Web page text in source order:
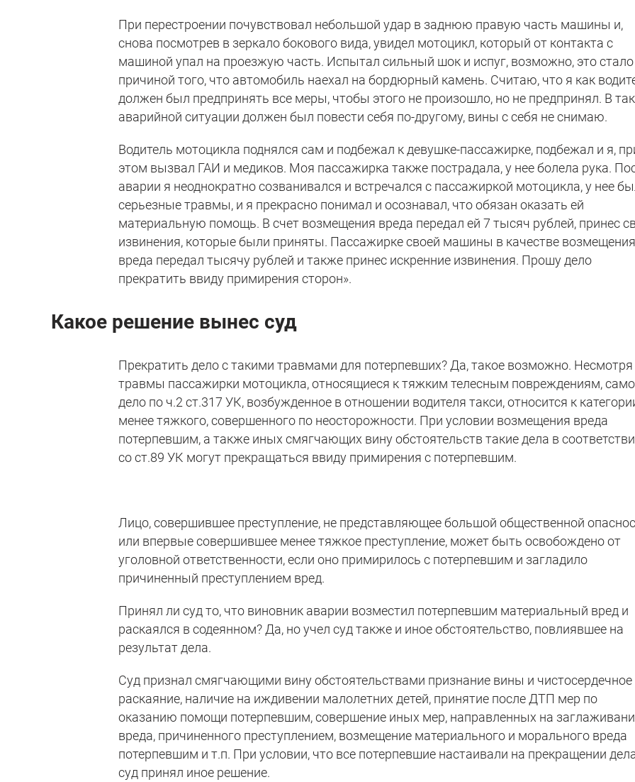
При перестроении почувствовал небольшой удар в заднюю правую часть машины и,
снова посмотрев в зеркало бокового вида, увидел мотоцикл, который от контакта с
машиной упал на проезжую часть. Испытал сильный шок и испуг, возможно, это стало
причиной того, что автомобиль наехал на бордюрный камень. Считаю, что я как
должен был предпринять все меры, чтобы этого не произошло, но не предпринял. В
аварийной ситуации должен был повести себя по-другому, вины с себя не снимаю.
Водитель мотоцикла поднялся сам и подбежал к девушке-пассажирке, подбежал и я,
этом вызвал ГАИ и медиков. Моя пассажирка также пострадала, у нее болела рука.
аварии я неоднократно созванивался и встречался с пассажиркой мотоцикла, у нее
серьезные травмы, и я прекрасно понимал и осознавал, что обязан оказать ей
материальную помощь. В счет возмещения вреда передал ей 7 тысяч рублей, принес
извинения, которые были приняты. Пассажирке своей машины в качестве возмещения
вреда передал тысячу рублей и также принес искренние извинения. Прошу дело
прекратить ввиду примирения сторон».
Какое решение вынес суд
Прекратить дело с такими травмами для потерпевших? Да, такое возможно. Несмотря
травмы пассажирки мотоцикла, относящиеся к тяжким телесным повреждениям, само
дело по ч.2 ст.317 УК, возбужденное в отношении водителя такси, относится к
менее тяжкого, совершенного по неосторожности. При условии возмещения вреда
потерпевшим, а также иных смягчающих вину обстоятельств такие дела в
со ст.89 УК могут прекращаться ввиду примирения с потерпевшим.
Лицо, совершившее преступление, не представляющее большой общественной
или впервые совершившее менее тяжкое преступление, может быть освобождено от
уголовной ответственности, если оно примирилось с потерпевшим и загладило
причиненный преступлением вред.
Принял ли суд то, что виновник аварии возместил потерпевшим материальный вред и
раскаялся в содеянном? Да, но учел суд также и иное обстоятельство, повлиявшее на
результат дела.
Суд признал смягчающими вину обстоятельствами признание вины и чистосердечное
раскаяние, наличие на иждивении малолетних детей, принятие после ДТП мер по
оказанию помощи потерпевшим, совершение иных мер, направленных на
вреда, причиненного преступлением, возмещение материального и морального вреда
потерпевшим и т.п. При условии, что все потерпевшие настаивали на прекращении
суд принял иное решение.